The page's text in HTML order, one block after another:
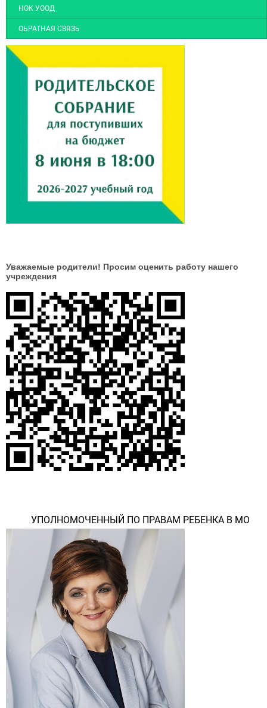
НОК УООД
ОБРАТНАЯ СВЯЗЬ
Уважаемые родители! Просим оценить работу нашего
учреждения
УПОЛНОМОЧЕННЫЙ ПО ПРАВАМ РЕБЕНКА В МО